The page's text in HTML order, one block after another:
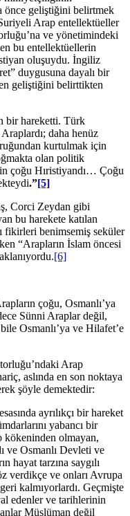
önce geliştiğini belirtmek
Arap entellektüeller
ve yönetimindeki
bu entellektüellerin
oluşuydu. İngiliz
duygusuna dayalı bir
geliştiğini belirttikten
bir hareketti. Türk
daha henüz
kurtulmak için
olan politik
çoğu Hıristiyandı… Çoğu
.”[5]
Corci Zeydan gibi
bu harekete katılan
fikirleri benimsemiş seküler
“Arapların İslam öncesi
[6]
çoğu, Osmanlı’ya
Sünni Araplar değil,
Osmanlı’ya ve Hilafet’e
Arap
aslında en son noktaya
şöyle demektedir:
ayrılıkçı bir hareket
yabancı bir
kökeninden olmayan,
ve Osmanlı Devleti ve
hayat tarzına saygılı
verdikçe ve onları Avrupa
kalmıyorlardı. Geçmişte
edenler ve tarihlerinin
Müslüman değil